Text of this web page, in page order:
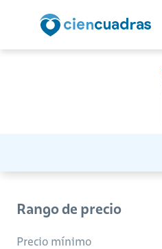
Rango de precio
Precio mínimo